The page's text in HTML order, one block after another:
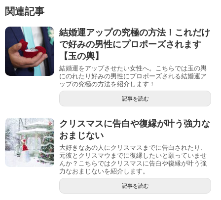
関連記事
結婚運アップの究極の方法！これだけ
で好みの男性にプロポーズされます
【玉の輿】
結婚運をアップさせたい女性へ。こちらでは玉の輿
にのれたり好みの男性にプロポーズされる結婚運ア
ップの究極の方法を紹介します！
記事を読む
クリスマスに告白や復縁が叶う強力な
おまじない
大好きなあの人にクリスマスまでに告白されたり、
元彼とクリスマウまでに復縁したいと願っていませ
んか？こちらではクリスマスに告白や復縁が叶う強
力なおまじないを紹介します。
記事を読む